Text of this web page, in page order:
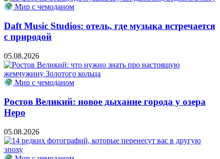
Мир с чемоданом
Daft Music Studios: отель, где музыка встречается
с природой
05.08.2026
Мир с чемоданом
Ростов Великий: новое дыхание города у озера
Неро
05.08.2026